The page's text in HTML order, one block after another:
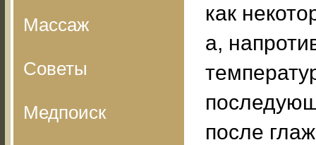
Массаж
Советы
Медпоиск
как
а,
после